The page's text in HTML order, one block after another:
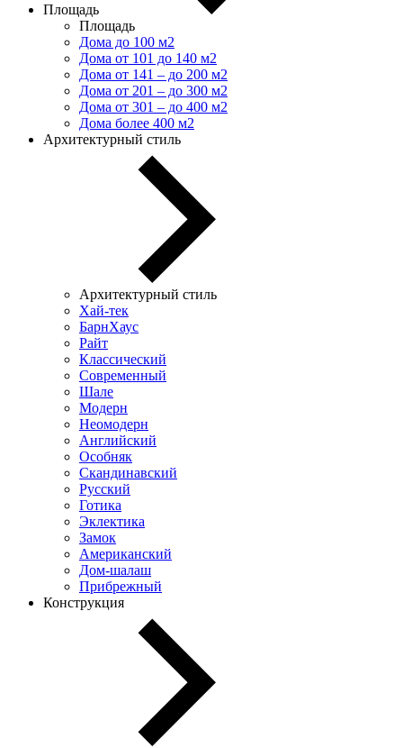
Площадь
Площадь
Дома до 100 м2
Дома от 101 до 140 м2
Дома от 141 – до 200 м2
Дома от 201 – до 300 м2
Дома от 301 – до 400 м2
Дома более 400 м2
Архитектурный стиль
Архитектурный стиль
Хай-тек
БарнХаус
Райт
Классический
Современный
Шале
Модерн
Неомодерн
Английский
Особняк
Скандинавский
Русский
Готика
Эклектика
Замок
Американский
Дом-шалаш
Прибрежный
Конструкция